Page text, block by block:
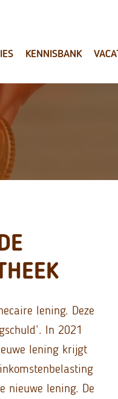
KENNISBANK
lening. Deze
In 2021
lening krijgt
nieuwe lening. De